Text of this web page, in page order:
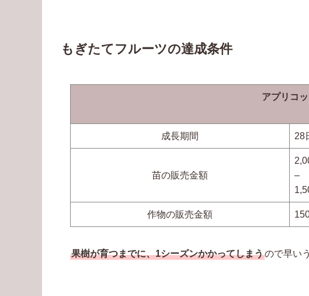
もぎたてフルーツの達成条件
アプリコッ
成長期間 28
苗の販売金額
–
作物の販売金額
果樹が育つまでに、1シーズンかかってしまうので早い